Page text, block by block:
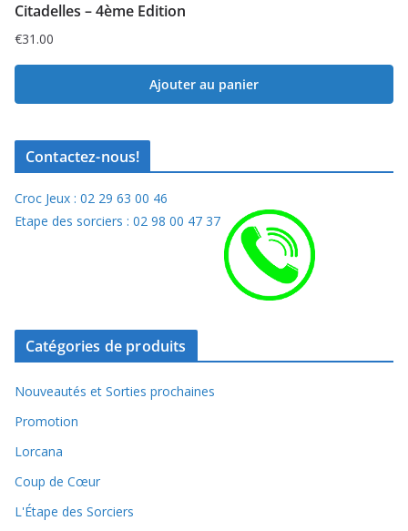
Citadelles – 4ème Edition
€31.00
Ajouter au panier
Contactez-nous!
Croc Jeux : 02 29 63 00 46
Etape des sorciers : 02 98 00 47 37
Catégories de produits
Nouveautés et Sorties prochaines
Promotion
Lorcana
Coup de Cœur
L'Étape des Sorciers